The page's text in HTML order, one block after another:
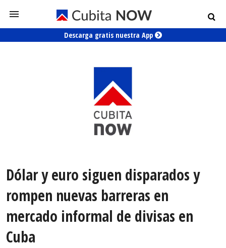
Descarga gratis nuestra App
Dólar y euro siguen disparados y
rompen nuevas barreras en
mercado informal de divisas en
Cuba